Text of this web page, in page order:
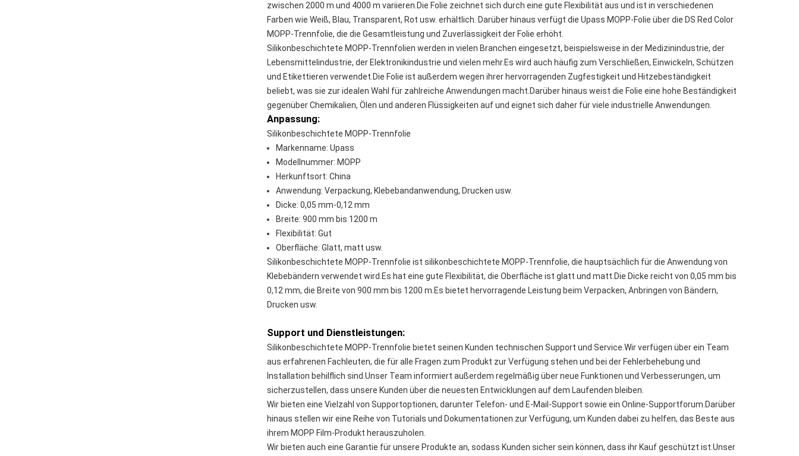
zwischen 2000 m und 4000 m variieren.Die Folie zeichnet sich durch eine gute Flexibilität aus und ist in verschiedenen
Farben wie Weiß, Blau, Transparent, Rot usw. erhältlich. Darüber hinaus verfügt die Upass MOPP-Folie über die DS Red Color
MOPP-Trennfolie, die die Gesamtleistung und Zuverlässigkeit der Folie erhöht.
Silikonbeschichtete MOPP-Trennfolien werden in vielen Branchen eingesetzt, beispielsweise in der Medizinindustrie, der
Lebensmittelindustrie, der Elektronikindustrie und vielen mehr.Es wird auch häufig zum Verschließen, Einwickeln, Schützen
und Etikettieren verwendet.Die Folie ist außerdem wegen ihrer hervorragenden Zugfestigkeit und Hitzebeständigkeit
beliebt, was sie zur idealen Wahl für zahlreiche Anwendungen macht.Darüber hinaus weist die Folie eine hohe Beständigkeit
gegenüber Chemikalien, Ölen und anderen Flüssigkeiten auf und eignet sich daher für viele industrielle Anwendungen.
Anpassung:
Silikonbeschichtete MOPP-Trennfolie
Markenname: Upass
Modellnummer: MOPP
Herkunftsort: China
Anwendung: Verpackung, Klebebandanwendung, Drucken usw.
Dicke: 0,05 mm-0,12 mm
Breite: 900 mm bis 1200 m
Flexibilität: Gut
Oberfläche: Glatt, matt usw.
Silikonbeschichtete MOPP-Trennfolie ist silikonbeschichtete MOPP-Trennfolie, die hauptsächlich für die Anwendung von
Klebebändern verwendet wird.Es hat eine gute Flexibilität, die Oberfläche ist glatt und matt.Die Dicke reicht von 0,05 mm bis
0,12 mm, die Breite von 900 mm bis 1200 m.Es bietet hervorragende Leistung beim Verpacken, Anbringen von Bändern,
Drucken usw.
Support und Dienstleistungen:
Silikonbeschichtete MOPP-Trennfolie bietet seinen Kunden technischen Support und Service.Wir verfügen über ein Team
aus erfahrenen Fachleuten, die für alle Fragen zum Produkt zur Verfügung stehen und bei der Fehlerbehebung und
Installation behilflich sind.Unser Team informiert außerdem regelmäßig über neue Funktionen und Verbesserungen, um
sicherzustellen, dass unsere Kunden über die neuesten Entwicklungen auf dem Laufenden bleiben.
Wir bieten eine Vielzahl von Supportoptionen, darunter Telefon- und E-Mail-Support sowie ein Online-Supportforum.Darüber
hinaus stellen wir eine Reihe von Tutorials und Dokumentationen zur Verfügung, um Kunden dabei zu helfen, das Beste aus
ihrem MOPP Film-Produkt herauszuholen.
Wir bieten auch eine Garantie für unsere Produkte an, sodass Kunden sicher sein können, dass ihr Kauf geschützt ist.Unser